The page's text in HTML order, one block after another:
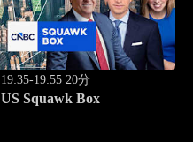
19:35-19:55 20分
US Squawk Box